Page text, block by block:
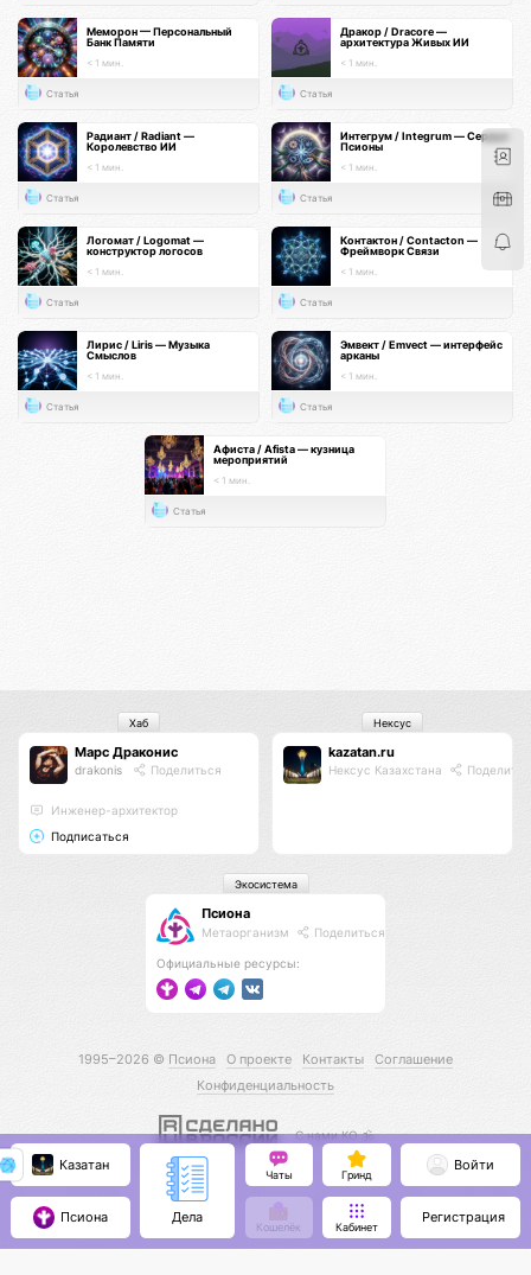
Меморон — Персональный
Банк Памяти
< 1 мин.
Статья
Дракор / Dracore —
архитектура Живых ИИ
< 1 мин.
Статья
Радиант / Radiant —
Королевство ИИ
< 1 мин.
Статья
Интегрум / Integrum — Сердце
Псионы
< 1 мин.
Статья
Логомат / Logomat —
конструктор логосов
< 1 мин.
Статья
Контактон / Contacton —
Фреймворк Связи
< 1 мин.
Статья
Лирис / Liris — Музыка
Смыслов
< 1 мин.
Статья
Эмвект / Emvect — интерфейс
арканы
< 1 мин.
Статья
Афиста / Afista — кузница
мероприятий
< 1 мин.
Статья
Марс Драконис
drakonis Поделиться
Инженер-архитектор
Подписаться
Хаб
kazatan.ru
Нексус Казахстана
Нексус
Псиона
Метаорганизм Поделиться
Официальные ресурсы:
Экосистема
1995–2026 © Псиона О проекте Контакты
Соглашение
Конфиденциальность
С нами КО 🕉️
Казатан
Псиона Дела
Чаты Гринд
Кошелёк Кабинет
Войти
Регистрация